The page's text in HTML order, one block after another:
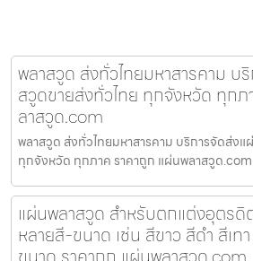
พลาสวูด ส่งทั่วไทยมหาสารคาม บ
สวูดขายส่งทั่วไทย ทุกจังหวัด ทุก
ลาสวูด.com
พลาสวูด ส่งทั่วไทยมหาสารคาม บริการจัดส่ง
ทุกจังหวัด ทุกภาค ราคาถูก แผ่นพลาสวูด
แผ่นพลาสวูด สำหรับตกแต่งอุตร
หลายสี-ขนาด เช่น สีขาว สีดำ สีเ